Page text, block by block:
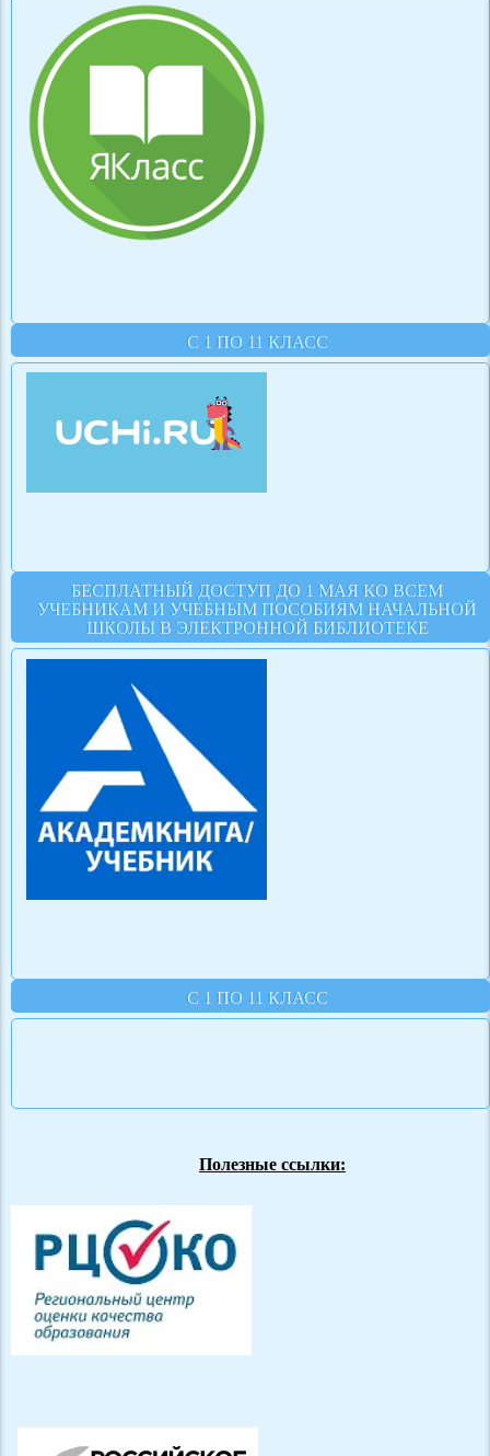
С 1 ПО 11 КЛАСС
БЕСПЛАТНЫЙ ДОСТУП ДО 1 МАЯ КО ВСЕМ
УЧЕБНИКАМ И УЧЕБНЫМ ПОСОБИЯМ НАЧАЛЬНОЙ
ШКОЛЫ В ЭЛЕКТРОННОЙ БИБЛИОТЕКЕ
С 1 ПО 11 КЛАСС
Полезные ссылки: